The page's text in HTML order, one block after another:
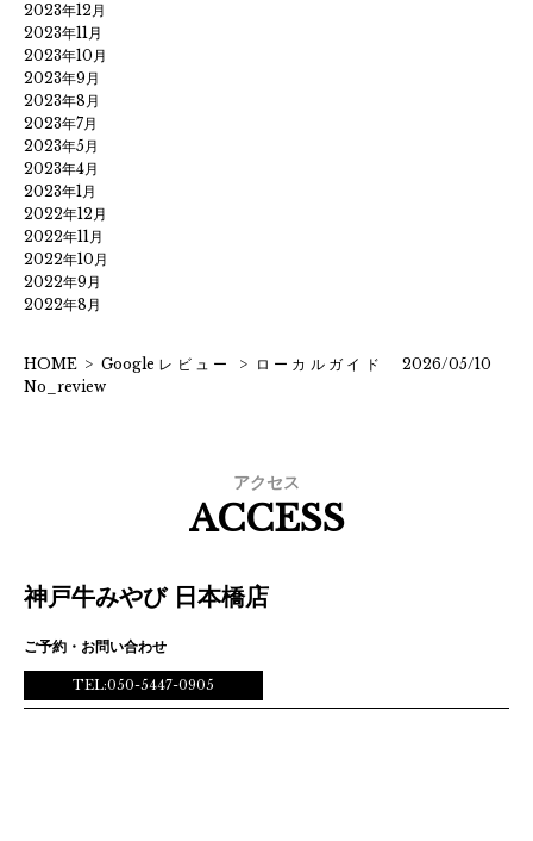
2023年12月
2023年11月
2023年10月
2023年9月
2023年8月
2023年7月
2023年5月
2023年4月
2023年1月
2022年12月
2022年11月
2022年10月
2022年9月
2022年8月
HOME > Googleレビュー > ローカルガイド 2026/05/10
No_review
アクセス
ACCESS
神戸牛みやび 日本橋店
ご予約・お問い合わせ
TEL:050-5447-0905